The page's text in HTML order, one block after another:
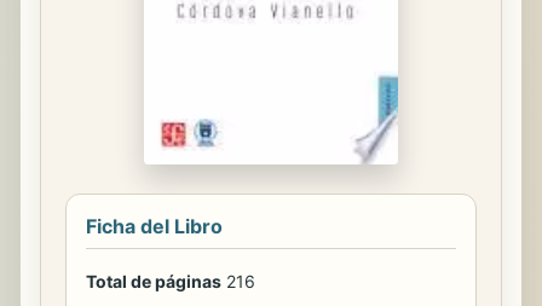
Ficha del Libro
Total de páginas 216